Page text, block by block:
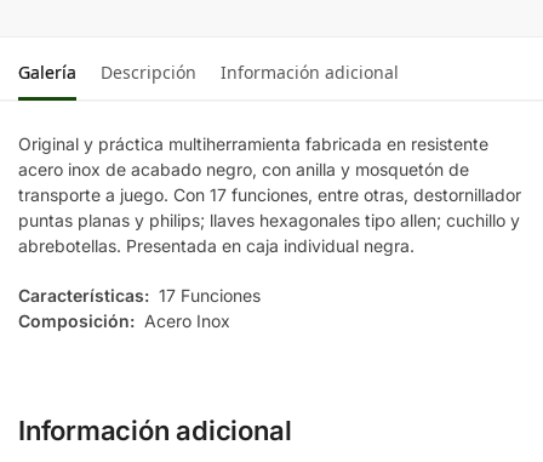
Galería Descripción Información adicional
Original y práctica multiherramienta fabricada en resistente
acero inox de acabado negro, con anilla y mosquetón de
transporte a juego. Con 17 funciones, entre otras, destornillador
puntas planas y philips; llaves hexagonales tipo allen; cuchillo y
abrebotellas. Presentada en caja individual negra.
Características: 17 Funciones
Composición: Acero Inox
Información adicional